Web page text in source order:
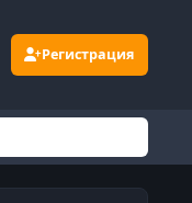
Регистрация